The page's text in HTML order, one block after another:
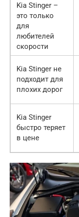
Kia Stinger –
это только
для
любителей
скорости
Kia Stinger не
подходит для
плохих дорог
Kia Stinger
быстро теряет
в цене